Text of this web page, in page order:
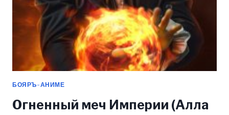
БОЯРЪ-АНИМЕ
Огненный меч Империи (Алла